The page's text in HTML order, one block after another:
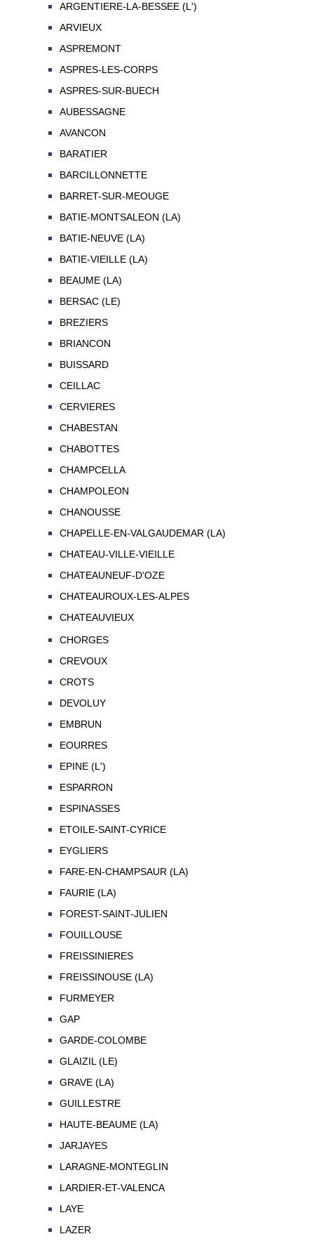
ARGENTIERE-LA-BESSEE (L')
ARVIEUX
ASPREMONT
ASPRES-LES-CORPS
ASPRES-SUR-BUECH
AUBESSAGNE
AVANCON
BARATIER
BARCILLONNETTE
BARRET-SUR-MEOUGE
BATIE-MONTSALEON (LA)
BATIE-NEUVE (LA)
BATIE-VIEILLE (LA)
BEAUME (LA)
BERSAC (LE)
BREZIERS
BRIANCON
BUISSARD
CEILLAC
CERVIERES
CHABESTAN
CHABOTTES
CHAMPCELLA
CHAMPOLEON
CHANOUSSE
CHAPELLE-EN-VALGAUDEMAR (LA)
CHATEAU-VILLE-VIEILLE
CHATEAUNEUF-D'OZE
CHATEAUROUX-LES-ALPES
CHATEAUVIEUX
CHORGES
CREVOUX
CROTS
DEVOLUY
EMBRUN
EOURRES
EPINE (L')
ESPARRON
ESPINASSES
ETOILE-SAINT-CYRICE
EYGLIERS
FARE-EN-CHAMPSAUR (LA)
FAURIE (LA)
FOREST-SAINT-JULIEN
FOUILLOUSE
FREISSINIERES
FREISSINOUSE (LA)
FURMEYER
GAP
GARDE-COLOMBE
GLAIZIL (LE)
GRAVE (LA)
GUILLESTRE
HAUTE-BEAUME (LA)
JARJAYES
LARAGNE-MONTEGLIN
LARDIER-ET-VALENCA
LAYE
LAZER